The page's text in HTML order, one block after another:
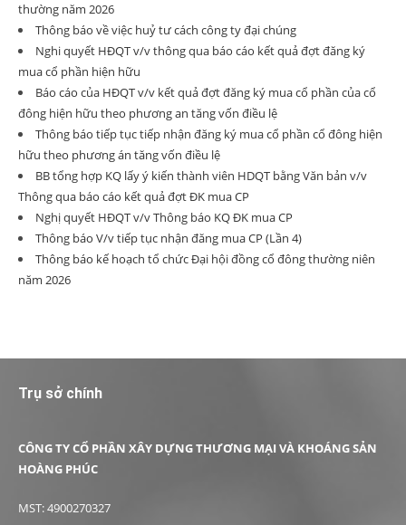
thường năm 2026
Thông báo về việc huỷ tư cách công ty đại chúng
Nghi quyết HĐQT v/v thông qua báo cáo kết quả đợt đăng ký
mua cổ phần hiện hữu
Báo cáo của HĐQT v/v kết quả đợt đăng ký mua cổ phần của cổ
đông hiện hữu theo phương an tăng vốn điều lệ
Thông báo tiếp tục tiếp nhận đăng ký mua cổ phần cổ đông hiện
hữu theo phương án tăng vốn điều lệ
BB tổng hợp KQ lấy ý kiến thành viên HDQT bằng Văn bản v/v
Thông qua báo cáo kết quả đợt ĐK mua CP
Nghị quyết HĐQT v/v Thông báo KQ ĐK mua CP
Thông báo V/v tiếp tục nhận đăng mua CP (Lần 4)
Thông báo kế hoạch tổ chức Đại hội đồng cổ đông thường niên
năm 2026
Trụ sở chính
CÔNG TY CỔ PHẦN XÂY DỰNG THƯƠNG MẠI VÀ KHOÁNG SẢN
HOÀNG PHÚC
MST: 4900270327